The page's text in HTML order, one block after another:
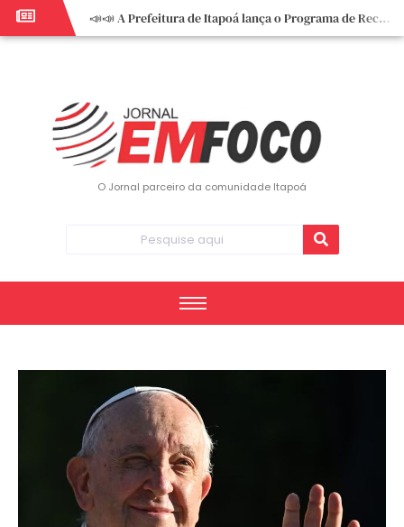
📣📣 A Prefeitura de Itapoá lança o Programa de Recuperação Fiscal (REFIS).
📢 Empreendedor do turismo, esta oportunidade é para você! Itapoá – SC.
O Jornal parceiro da comunidade Itapoá